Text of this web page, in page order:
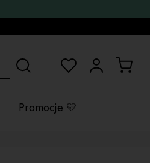
Promocje